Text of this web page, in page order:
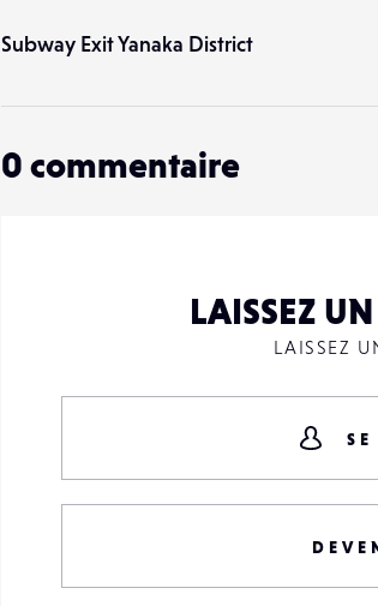
Subway Exit Yanaka District
0 commentaire
LAISSEZ
LAISSEZ